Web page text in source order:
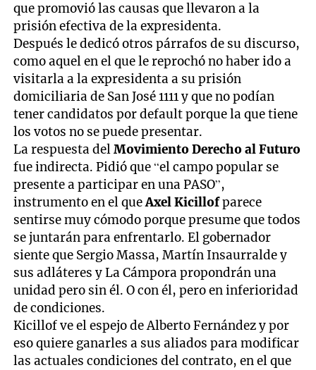
que promovió las causas que llevaron a la
prisión efectiva de la expresidenta.
Después le dedicó otros párrafos de su discurso,
como aquel en el que le reprochó no haber ido a
visitarla a la expresidenta a su prisión
domiciliaria de San José 1111 y que no podían
tener candidatos por default porque la que tiene
los votos no se puede presentar.
La respuesta delMovimiento Derecho al Futuro
fue indirecta. Pidió que “el campo popular se
presente a participar en una PASO”,
instrumento en el queAxel Kicillofparece
sentirse muy cómodo porque presume que todos
se juntarán para enfrentarlo. El gobernador
siente que Sergio Massa, Martín Insaurralde y
sus adláteres y La Cámpora propondrán una
unidad pero sin él. O con él, pero en inferioridad
de condiciones.
Kicillof ve el espejo de Alberto Fernández y por
eso quiere ganarles a sus aliados para modificar
las actuales condiciones del contrato, en el que